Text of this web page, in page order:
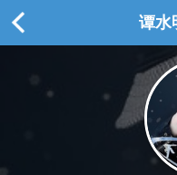
谭水